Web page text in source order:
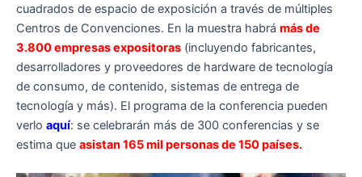
cuadrados de espacio de exposición a través de múltiples
Centros de Convenciones. En la muestra habrá más de
3.800 empresas expositoras (incluyendo fabricantes,
desarrolladores y proveedores de hardware de tecnología
de consumo, de contenido, sistemas de entrega de
tecnología y más). El programa de la conferencia pueden
verlo aquí: se celebrarán más de 300 conferencias y se
estima que asistan 165 mil personas de 150 países.